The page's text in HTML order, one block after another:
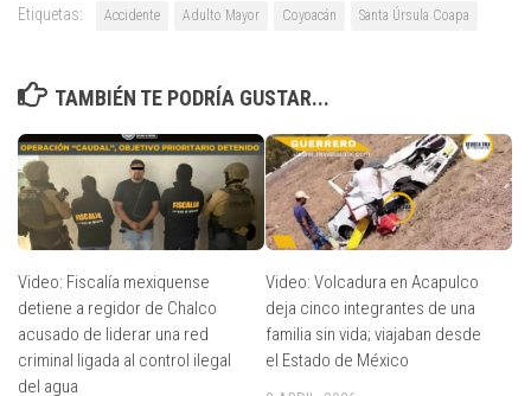
Etiquetas: Accidente Adulto Mayor Coyoacán Santa Úrsula Coapa
TAMBIÉN TE PODRÍA GUSTAR...
Video: Fiscalía mexiquense
detiene a regidor de Chalco
acusado de liderar una red
criminal ligada al control ilegal
del agua
Video: Volcadura en Acapulco
deja cinco integrantes de una
familia sin vida; viajaban desde
el Estado de México